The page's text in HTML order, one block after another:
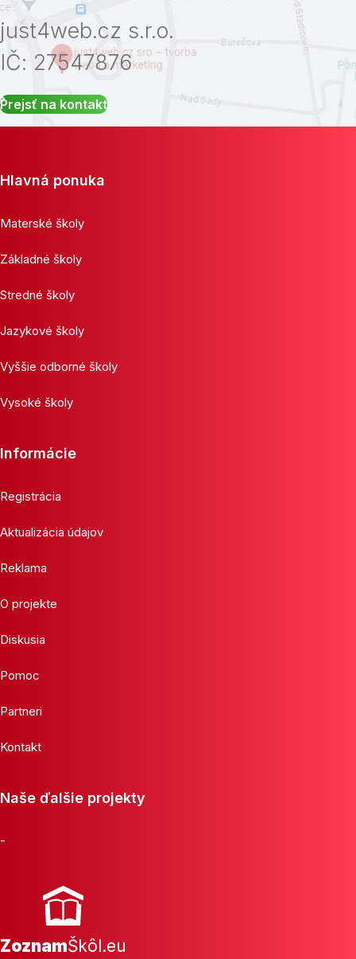
just4web.cz s.r.o.
IČ: 27547876
Prejsť na kontakt
Hlavná ponuka
Materské školy
Základné školy
Stredné školy
Jazykové školy
Vyššie odborné školy
Vysoké školy
Informácie
Registrácia
Aktualizácia údajov
Reklama
O projekte
Diskusia
Pomoc
Partneri
Kontakt
Naše ďalšie projekty
-
ZoznamŠkôl.eu